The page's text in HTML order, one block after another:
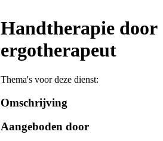
Handtherapie door
ergotherapeut
Thema's voor deze dienst:
Omschrijving
Aangeboden door